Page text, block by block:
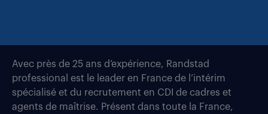
Avec près de 25 ans d’expérience, Randstad
professional est le leader en France de l’intérim
spécialisé et du recrutement en CDI de cadres et
agents de maîtrise. Présent dans toute la France,